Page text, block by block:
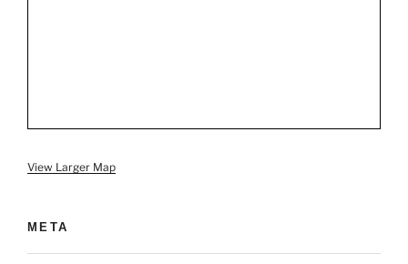
View Larger Map
МЕТА